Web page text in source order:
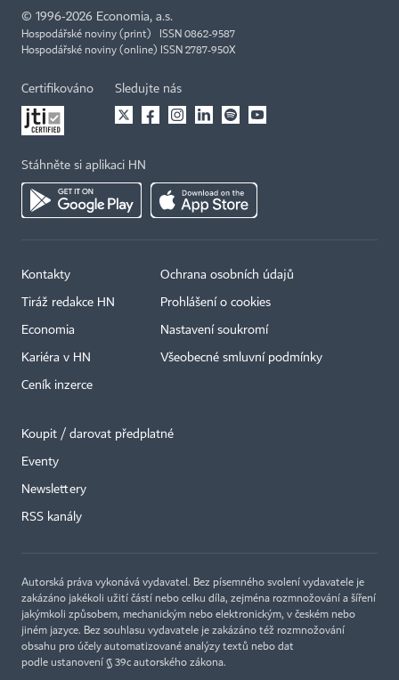
© 1996-2026 Economia, a.s.
Hospodářské noviny (print) ISSN 0862-9587
Hospodářské noviny (online) ISSN 2787-950X
Certifikováno Sledujte nás
Stáhněte si aplikaci HN
Kontakty
Tiráž redakce HN
Economia
Kariéra v HN
Ceník inzerce
Ochrana osobních údajů
Prohlášení o cookies
Nastavení soukromí
Všeobecné smluvní podmínky
Koupit / darovat předplatné
Eventy
Newslettery
RSS kanály
Autorská práva vykonává vydavatel. Bez písemného svolení vydavatele je
zakázáno jakékoli užití částí nebo celku díla, zejména rozmnožování a šíření
jakýmkoli způsobem, mechanickým nebo elektronickým, v českém nebo
jiném jazyce. Bez souhlasu vydavatele je zakázáno též rozmnožování
obsahu pro účely automatizované analýzy textů nebo dat
podle ustanovení § 39c autorského zákona.